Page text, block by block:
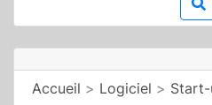
Accueil > Logiciel >